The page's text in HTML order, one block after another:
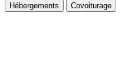
Hébergements Covoiturage